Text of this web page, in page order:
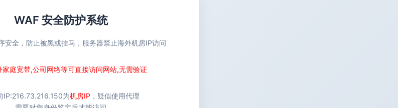
WAF 安全防护系统
安全，防止被黑或挂马，服务器禁止海外机房IP访问
家庭宽带,公司网络等可直接访问网站,无需验证
IP:216.73.216.150为机房IP ，疑似使用代理